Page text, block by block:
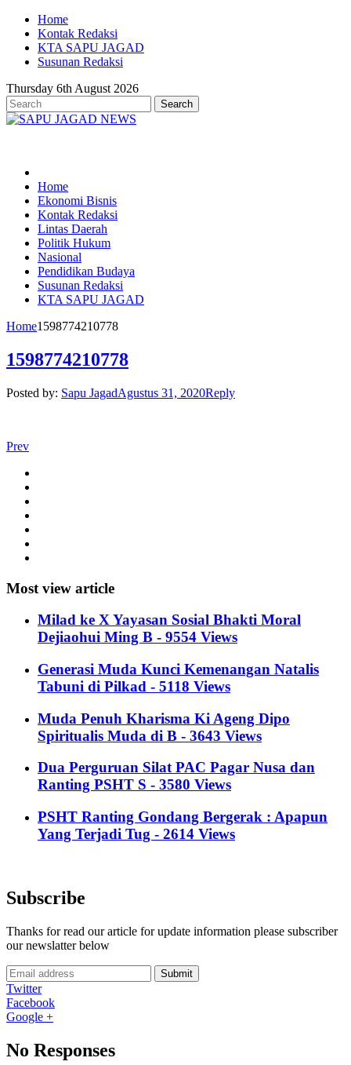
Home
Kontak Redaksi
KTA SAPU JAGAD
Susunan Redaksi
Thursday 6th August 2026
Home
Ekonomi Bisnis
Kontak Redaksi
Lintas Daerah
Politik Hukum
Nasional
Pendidikan Budaya
Susunan Redaksi
KTA SAPU JAGAD
Home1598774210778
1598774210778
Posted by: Sapu JagadAgustus 31, 2020Reply
Prev
Most view article
Milad ke X Yayasan Sosial Bhakti Moral
Dejiaohui Ming B - 9554 Views
Generasi Muda Kunci Kemenangan Natalis
Tabuni di Pilkad - 5118 Views
Muda Penuh Kharisma Ki Ageng Dipo
Spiritualis Muda di B - 3643 Views
Dua Perguruan Silat PAC Pagar Nusa dan
Ranting PSHT S - 3580 Views
PSHT Ranting Gondang Bergerak : Apapun
Yang Terjadi Tug - 2614 Views
Subscribe
Thanks for read our article for update information please subscriber
our newslatter below
Submit
Twitter
Facebook
Google +
No Responses